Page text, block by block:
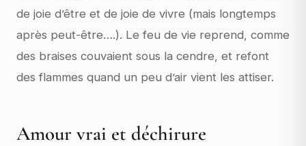
de joie d’être et de joie de vivre (mais longtemps
après peut-être….). Le feu de vie reprend, comme
des braises couvaient sous la cendre, et refont
des flammes quand un peu d’air vient les attiser.
Amour vrai et déchirure